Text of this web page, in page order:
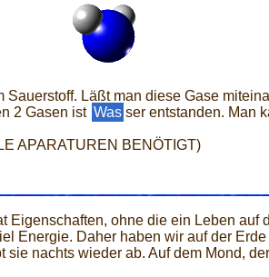
Sauerstoff. Läßt man diese Gase
2 Gasen ist Was ser entstanden. Man
APARATUREN BENÖTIGT)
Eigenschaften, ohne die ein Leben auf
Energie. Daher haben wir auf der
nachts wieder ab. Auf dem Mond,